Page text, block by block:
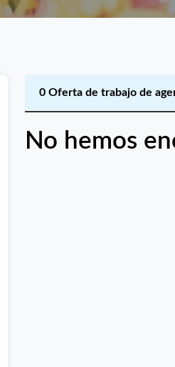
0 Oferta de trabajo de
No hemos